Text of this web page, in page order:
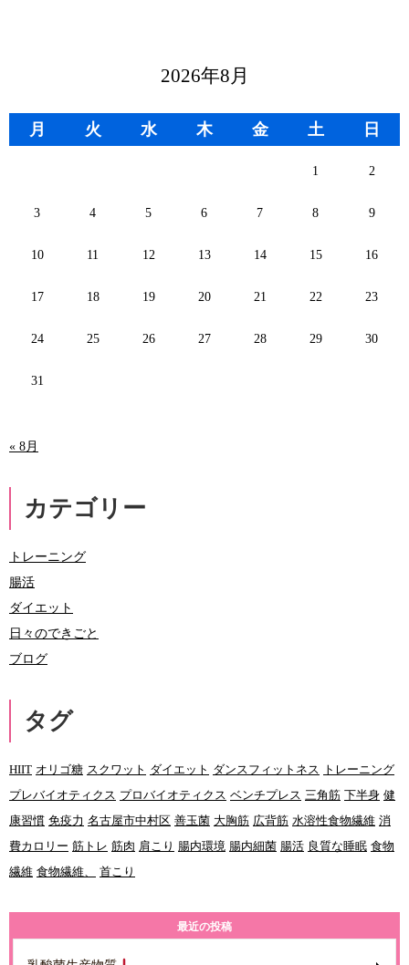
2026年8月
月 火 水 木 金 土 日
1 2
3 4 5 6 7 8 9
10 11 12 13 14 15 16
17 18 19 20 21 22 23
24 25 26 27 28 29 30
31
« 8月
カテゴリー
トレーニング
腸活
ダイエット
日々のできごと
ブログ
タグ
HIIT オリゴ糖 スクワット ダイエット ダンスフィットネス
トレーニング
プレバイオティクス プロバイオティクス ベンチプレス 三角筋 下半身 健
康習慣 免疫力 名古屋市中村区 善玉菌 大胸筋 広背筋 水溶性食物繊維 消
費カロリー 筋トレ 筋肉 肩こり 腸内環境 腸内細菌 腸活 良質な睡眠 食物
繊維 食物繊維、 首こり
最近の投稿